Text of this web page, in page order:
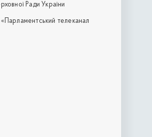
Ради України
телеканал